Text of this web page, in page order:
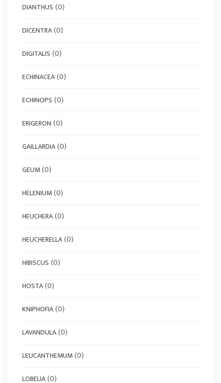
DIANTHUS (0)
DICENTRA(0)
DIGITALIS (0)
ECHINACEA(0)
ECHINOPS (0)
ERIGERON (0)
GAILLARDIA(0)
GEUM(0)
HELENIUM(0)
HEUCHERA(0)
HEUCHERELLA(0)
HIBISCUS (0)
HOSTA(0)
KNIPHOFIA(0)
LAVANDULA(0)
LEUCANTHEMUM(0)
LOBELIA(0)